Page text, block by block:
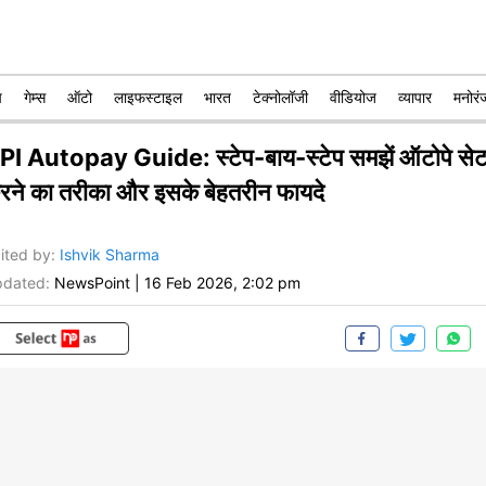
गेम्स ऑटो लाइफस्टाइल भारत टेक्नोलॉजी वीडियोज व्यापार
Autopay Guide: स्टेप-बाय-स्टेप समझें ऑटोपे
का तरीका और इसके बेहतरीन फायदे
by: Ishvik Sharma
NewsPoint 16 Feb 2026, 2:02 pm